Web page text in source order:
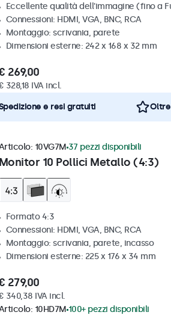
Eccellente qualità dell'immagine (fino a
Connessioni: HDMI, VGA, BNC, RCA
Montaggio: scrivania, parete
Dimensioni esterne: 242 x 168 x 32 mm
269,00
328,18 IVA incl.
e resi gratuiti
Monitor 10 Pollici Metallo (4:3)
10VG7M 37 pezzi disponibili
Formato 4:3
Connessioni: HDMI, VGA, BNC, RCA
Montaggio: scrivania, parete, incasso
Dimensioni esterne: 225 x 176 x 34 mm
279,00
340,38 IVA incl.
10HD7M 100+ pezzi disponibili